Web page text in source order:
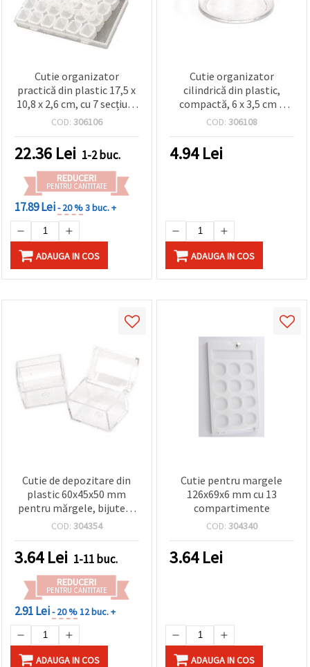
Cutie organizator
practică din plastic 17,5 x
10,8 x 2,6 cm, cu 7 secțiuni
detașabile (4
ideală pentru mărgele,
bijuterii și accesorii DIY
COD: 306106
22.36 Lei 1-2 buc.
REDUCERI
PENTRU CANTITATE
17.89 Lei- 20 %3 buc. +
ADAUGA IN COS
Cutie organizator
cilindrică din plastic,
compactă, 6 x 3,5 cm –
pentru mărgele, accesorii
DIY/craft
COD: 306108
4.94Lei
ADAUGA IN COS
Cutie de depozitare din
plastic 60x45x50 mm
pentru mărgele, bijuterii
și craft, asortat
COD: 304354
3.64Lei 1-11 buc.
REDUCERI
PENTRU CANTITATE
2.91 Lei- 20 %12 buc. +
ADAUGA IN COS
Cutie pentru margele
126x69x6 mm cu 13
compartimente
COD: 304340
3.64Lei
ADAUGA IN COS